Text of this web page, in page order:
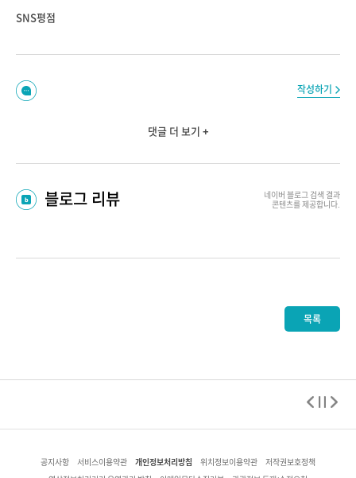
SNS평점
작성하기
댓글 더 보기 +
블로그 리뷰 네이버 블로그 검색 결과
콘텐츠를 제공합니다.
목록
공지사항 서비스이용약관 개인정보처리방침 위치정보이용약관 저작권보호정책